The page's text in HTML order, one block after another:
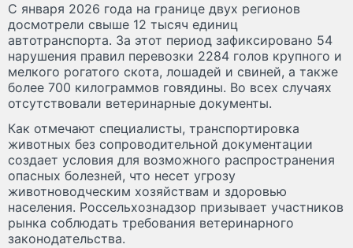
С января 2026 года на границе двух регионов
досмотрели свыше 12 тысяч единиц
автотранспорта. За этот период зафиксировано 54
нарушения правил перевозки 2284 голов крупного и
мелкого рогатого скота, лошадей и свиней, а также
более 700 килограммов говядины. Во всех случаях
отсутствовали ветеринарные документы.
Как отмечают специалисты, транспортировка
животных без сопроводительной документации
создает условия для возможного распространения
опасных болезней, что несет угрозу
животноводческим хозяйствам и здоровью
населения. Россельхознадзор призывает участников
рынка соблюдать требования ветеринарного
законодательства.